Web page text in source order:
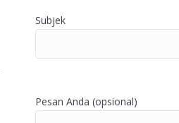
Subjek
Pesan Anda (opsional)